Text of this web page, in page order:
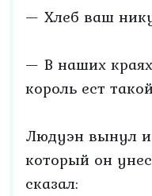
— Хлеб ваш
— В наших
король ест
Людуэн вынул
который он
сказал: